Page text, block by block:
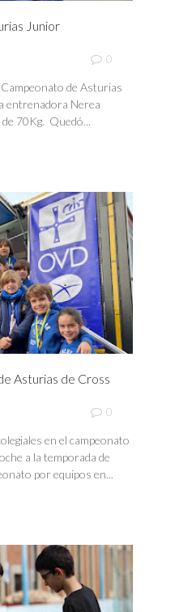
Junior
0
de Asturias
entrenadora Nerea
70Kg. Quedó...
Asturias de Cross
0
en el campeonato
a la temporada de
por equipos en...